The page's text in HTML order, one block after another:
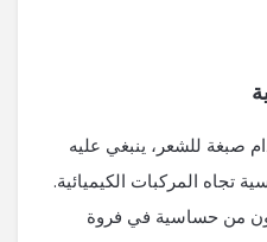
صبغة للشعر، ينبغي عليه
تجاه المركبات الكيميائية.
من حساسية في فروة